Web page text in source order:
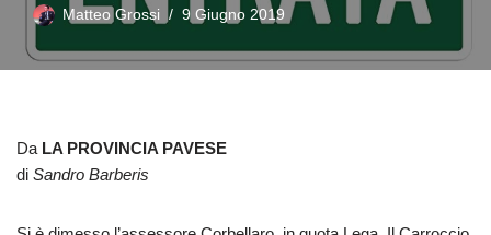
Matteo Grossi 9 Giugno 2019
Da LA PROVINCIA PAVESE
di Sandro Barberis